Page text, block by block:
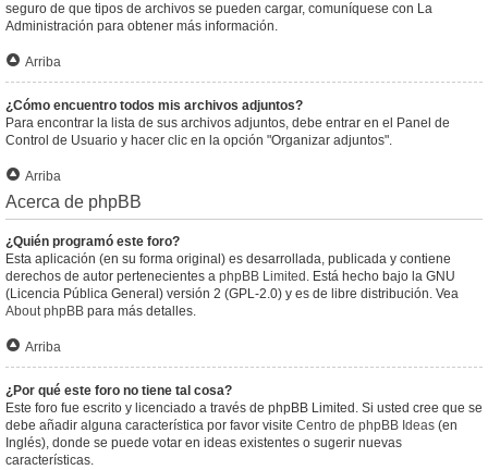
seguro de que tipos de archivos se pueden cargar, comuníquese con La
Administración para obtener más información.
Arriba
¿Cómo encuentro todos mis archivos adjuntos?
Para encontrar la lista de sus archivos adjuntos, debe entrar en el Panel de
Control de Usuario y hacer clic en la opción "Organizar adjuntos".
Arriba
Acerca de phpBB
¿Quién programó este foro?
Esta aplicación (en su forma original) es desarrollada, publicada y contiene
derechos de autor pertenecientes a phpBB Limited . Está hecho bajo la GNU
(Licencia Pública General) versión 2 (GPL-2.0) y es de libre distribución. Vea
About phpBB para más detalles.
Arriba
¿Por qué este foro no tiene tal cosa?
Este foro fue escrito y licenciado a través de phpBB Limited. Si usted cree que se
debe añadir alguna característica por favor visite Centro de phpBB Ideas (en
Inglés), donde se puede votar en ideas existentes o sugerir nuevas
características.